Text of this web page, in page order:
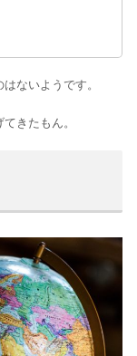
ないようです。
きたもん。